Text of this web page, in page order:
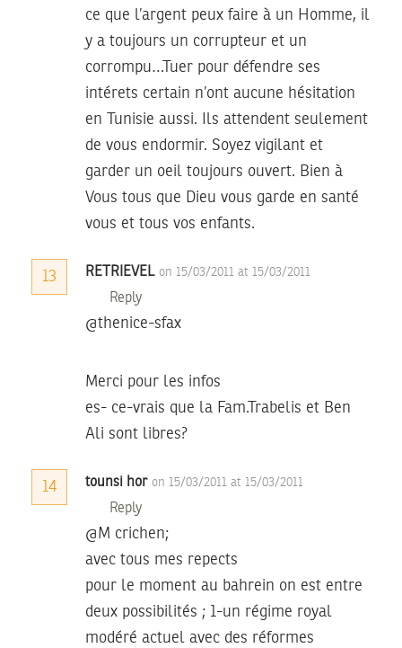
ce que l’argent peux faire à un Homme, il
y a toujours un corrupteur et un
corrompu…Tuer pour défendre ses
intérets certain n’ont aucune hésitation
en Tunisie aussi. Ils attendent seulement
de vous endormir. Soyez vigilant et
garder un oeil toujours ouvert. Bien à
Vous tous que Dieu vous garde en santé
vous et tous vos enfants.
13 RETRIEVEL on 15/03/2011 at 15/03/2011
Reply
@thenice-sfax
Merci pour les infos
es- ce-vrais que la Fam.Trabelis et Ben
Ali sont libres?
14 tounsi hor on 15/03/2011 at 15/03/2011
Reply
@M crichen;
avec tous mes repects
pour le moment au bahrein on est entre
deux possibilités ; 1-un régime royal
modéré actuel avec des réformes